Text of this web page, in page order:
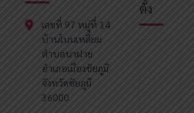
เลขที่ 97 หมู่ที่ 14
บ้านโนนเหลี่ยม
ตำบลนาฝาย
อำเภอเมืองชัยภูมิ
จังหวัดชัยภูมิ
36000
ตั้ง